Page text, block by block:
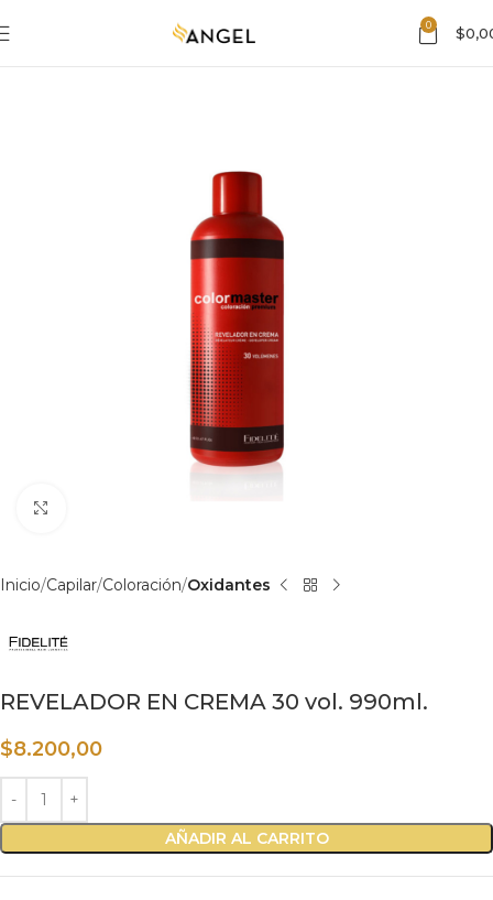
0 $
Inicio Capilar Coloración Oxidantes
REVELADOR EN CREMA 30 vol. 990ml.
$8.200,00
AÑADIR AL CARRITO